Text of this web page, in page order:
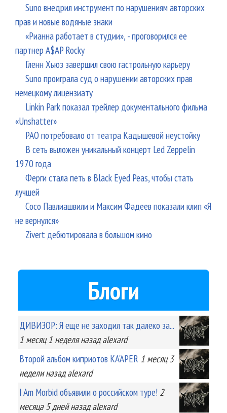
Suno внедрил инструмент по нарушениям авторских
прав и новые водяные знаки
«Рианна работает в студии», - проговорился ее
партнер A$AP Rocky
Гленн Хьюз завершил свою гастрольную карьеру
Suno проиграла суд о нарушении авторских прав
немецкому лицензиату
Linkin Park показал трейлер документального фильма
«Unshatter»
РАО потребовало от театра Кадышевой неустойку
В сеть выложен уникальный концерт Led Zeppelin
1970 года
Ферги стала петь в Black Eyed Peas, чтобы стать
лучшей
Сосо Павлиашвили и Максим Фадеев показали клип «Я
не вернулся»
Zivert дебютировала в большом кино
Блоги
ДИВИЗОР: Я еще не заходил так далеко за...
1 месяц 1 неделяназад alexard
Второй альбом киприотов KA'APER 1 месяц 3
неделиназад alexard
I Am Morbid объявили о российском туре! 2
месяца 5 днейназад alexard